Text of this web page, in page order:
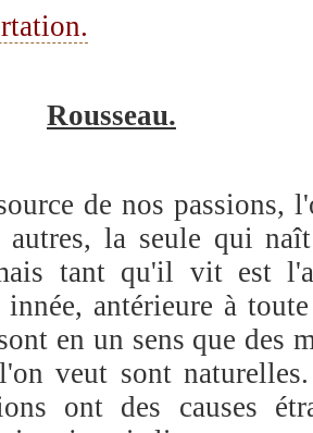
Rousseau.
de nos passions,
autres, la seule qui
tant qu'il vit est
antérieure à
en un sens que des
veut sont
ont des causes